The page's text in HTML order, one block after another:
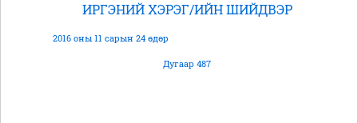
ИРГЭНИЙ ХЭРЭГ/ИЙН ШИЙДВЭР
2016 оны 11 сарын 24 өдөр
Дугаар 487